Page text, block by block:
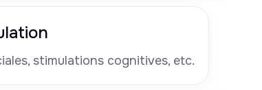
stimulations cognitives, etc.